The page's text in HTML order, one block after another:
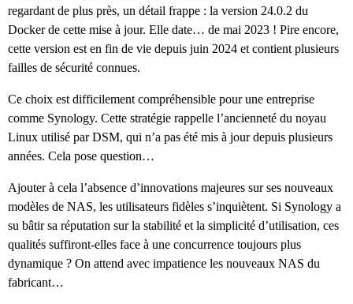
regardant de plus près, un détail frappe : la version 24.0.2 du
Docker de cette mise à jour. Elle date… de mai 2023 ! Pire encore,
cette version est en fin de vie depuis juin 2024 et contient plusieurs
failles de sécurité connues.
Ce choix est difficilement compréhensible pour une entreprise
comme Synology. Cette stratégie rappelle l’ancienneté du noyau
Linux utilisé par DSM, qui n’a pas été mis à jour depuis plusieurs
années. Cela pose question…
Ajouter à cela l’absence d’innovations majeures sur ses nouveaux
modèles de NAS, les utilisateurs fidèles s’inquiètent. Si Synology a
su bâtir sa réputation sur la stabilité et la simplicité d’utilisation, ces
qualités suffiront-elles face à une concurrence toujours plus
dynamique ? On attend avec impatience les nouveaux NAS du
fabricant…